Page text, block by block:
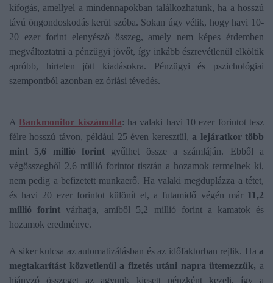
kifogás, amellyel a mindennapokban találkozhatunk, ha a hosszú
távú öngondoskodás kerül szóba. Sokan úgy vélik, hogy havi 10-
20 ezer forint elenyésző összeg, amely nem képes érdemben
megváltoztatni a pénzügyi jövőt, így inkább észrevétlenül elköltik
apróbb, hirtelen jött kiadásokra. Pénzügyi és pszichológiai
szempontból azonban ez óriási tévedés.
ABankmonitor kiszámolta: ha valaki havi 10 ezer forintot tesz
félre hosszú távon, például 25 éven keresztül, a lejáratkor több
mint 5,6 millió forint gyűlhet össze a számláján. Ebből a
végösszegből 2,6 millió forintot tisztán a hozamok termelnek ki,
nem pedig a befizetett munkaerő. Ha valaki megduplázza a tétet,
és havi 20 ezer forintot különít el, a futamidő végén már 11,2
millió forint várhatja, amiből 5,2 millió forint a kamatok és
hozamok eredménye.
A siker kulcsa az automatizálásban és az időfaktorban rejlik. Ha a
megtakarítást közvetlenül a fizetés utáni napra ütemezzük, a
hiányzó összeget az agyunk kiesett pénzként kezeli, így a